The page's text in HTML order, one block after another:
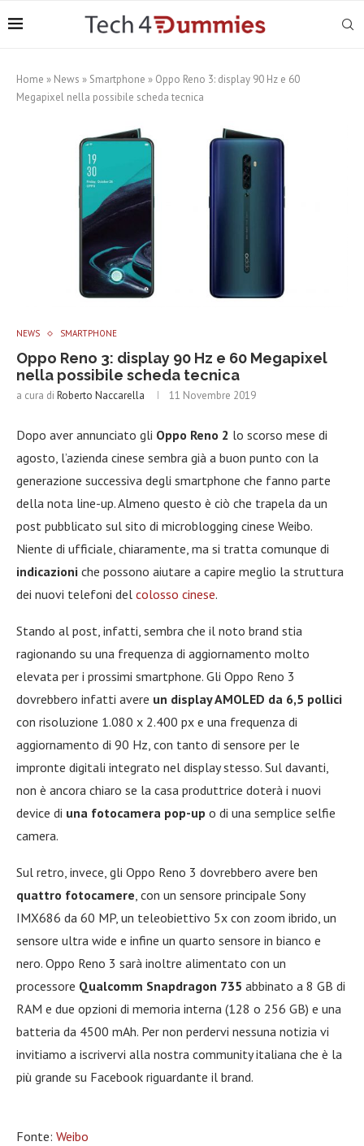
Home » News » Smartphone » Oppo Reno 3: display 90 Hz e 60
Megapixel nella possibile scheda tecnica
NEWS SMARTPHONE
Oppo Reno 3: display 90 Hz e 60 Megapixel
nella possibile scheda tecnica
a cura di Roberto Naccarella 11 Novembre 2019
Dopo aver annunciato gli Oppo Reno 2 lo scorso mese di
agosto, l’azienda cinese sembra già a buon punto con la
generazione successiva degli smartphone che fanno parte
della nota line-up. Almeno questo è ciò che trapela da un
post pubblicato sul sito di microblogging cinese Weibo.
Niente di ufficiale, chiaramente, ma si tratta comunque di
indicazioni che possono aiutare a capire meglio la struttura
dei nuovi telefoni del colosso cinese.
Stando al post, infatti, sembra che il noto brand stia
ragionando su una frequenza di aggiornamento molto
elevata per i prossimi smartphone. Gli Oppo Reno 3
dovrebbero infatti avere un display AMOLED da 6,5 pollici
con risoluzione 1.080 x 2.400 px e una frequenza di
aggiornamento di 90 Hz, con tanto di sensore per le
impronte digitali integrato nel display stesso. Sul davanti,
non è ancora chiaro se la casa produttrice doterà i nuovi
device di una fotocamera pop-up o di una semplice selfie
camera.
Sul retro, invece, gli Oppo Reno 3 dovrebbero avere ben
quattro fotocamere, con un sensore principale Sony
IMX686 da 60 MP, un teleobiettivo 5x con zoom ibrido, un
sensore ultra wide e infine un quarto sensore in bianco e
nero. Oppo Reno 3 sarà inoltre alimentato con un
processore Qualcomm Snapdragon 735 abbinato a 8 GB di
RAM e due opzioni di memoria interna (128 o 256 GB) e una
batteria da 4500 mAh. Per non perdervi nessuna notizia vi
invitiamo a iscrivervi alla nostra community italiana che è la
più grande su Facebook riguardante il brand.
Fonte: Weibo